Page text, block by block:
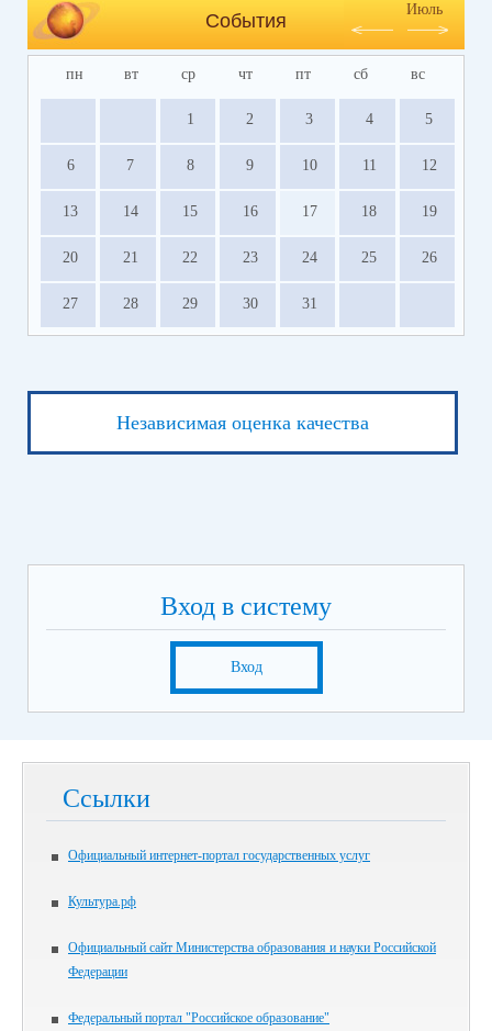
События
Июль
пн вт ср чт пт сб вс
1 2 3 4 5
6 7 8 9 10 11 12
13 14 15 16 17 18 19
20 21 22 23 24 25 26
27 28 29 30 31
Независимая оценка качества
Вход в систему
Вход
Ссылки
Официальный интернет-портал государственных услуг
Культура.рф
Официальный сайт Министерства образования и науки Российской
Федерации
Федеральный портал "Российское образование"